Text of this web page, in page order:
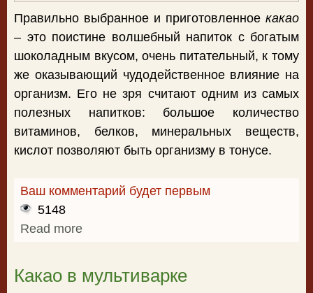
Правильно выбранное и приготовленное какао
– это поистине волшебный напиток с богатым
шоколадным вкусом, очень питательный, к тому
же оказывающий чудодейственное влияние на
организм. Его не зря считают одним из самых
полезных напитков: большое количество
витаминов, белков, минеральных веществ,
кислот позволяют быть организму в тонусе.
Ваш комментарий будет первым
5148
Read more
Какао в мультиварке